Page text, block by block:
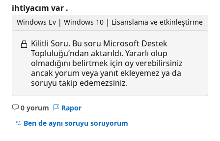
ihtiyacım var .
Windows Ev | Windows 10 | Lisanslama ve etkinleştirme
Kilitli Soru. Bu soru Microsoft Destek
Topluluğu’ndan aktarıldı. Yararlı olup
olmadığını belirtmek için oy verebilirsiniz
ancak yorum veya yanıt ekleyemez ya da
soruyu takip edemezsiniz.
0 yorum
Açıklama
yok
Rapor
Ben de aynı soruyu soruyorum